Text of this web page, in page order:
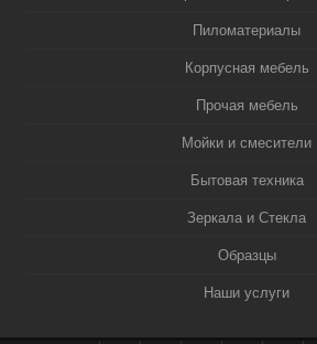
Пиломатериалы
Корпусная мебель
Прочая мебель
Мойки и смесители
Бытовая техника
Зеркала и Стекла
Образцы
Наши услуги